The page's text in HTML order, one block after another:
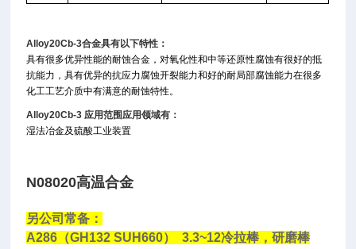
Alloy20Cb-3合金具有以下特性：
具有很多优异性能的耐蚀合金，对氧化性和中等还原性腐蚀有很好的抵
抗能力，具有优异的抗应力腐蚀开裂能力和好的耐局部腐蚀能力在很多
化工工艺介质中有满意的耐蚀特性。
Alloy20Cb-3应用范围应用领域有：
湿法冶金及硫酸工业装置
N08020高温合金
另公司常备：
A286 （GH132 SUH660） 3.3~12冷拉棒，研磨棒